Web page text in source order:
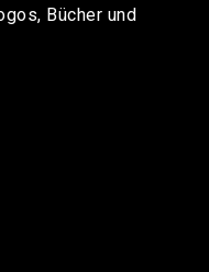
Bücher und